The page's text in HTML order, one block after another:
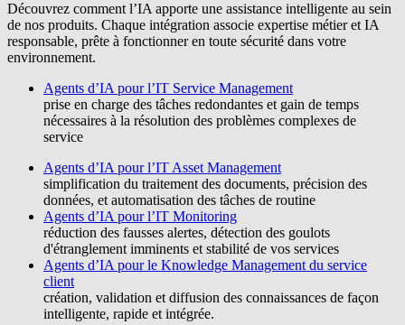
Découvrez comment l’IA apporte une assistance intelligente au sein
de nos produits. Chaque intégration associe expertise métier et IA
responsable, prête à fonctionner en toute sécurité dans votre
environnement.
Agents d’IA pour l’IT Service Management
prise en charge des tâches redondantes et gain de temps
nécessaires à la résolution des problèmes complexes de
service
Agents d’IA pour l’IT Asset Management
simplification du traitement des documents, précision des
données, et automatisation des tâches de routine
Agents d’IA pour l’IT Monitoring
réduction des fausses alertes, détection des goulots
d'étranglement imminents et stabilité de vos services
Agents d’IA pour le Knowledge Management du service
client
création, validation et diffusion des connaissances de façon
intelligente, rapide et intégrée.